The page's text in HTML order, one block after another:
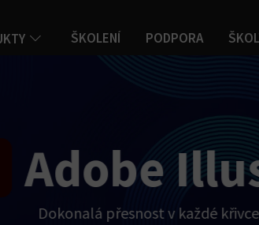
ŠKOLENÍ PODPORA
Adobe
Dokonalá přesnost v každé